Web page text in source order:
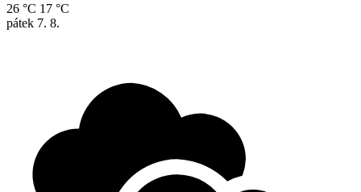
26 °C 17 °C
pátek 7. 8.